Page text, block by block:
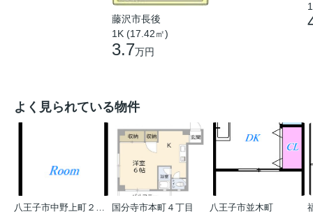
藤沢市長後
1K (17.42㎡)
3.7万円
よく見られている物件
八王子市中野上町２丁目
国分寺市本町４丁目
八王子市並木町